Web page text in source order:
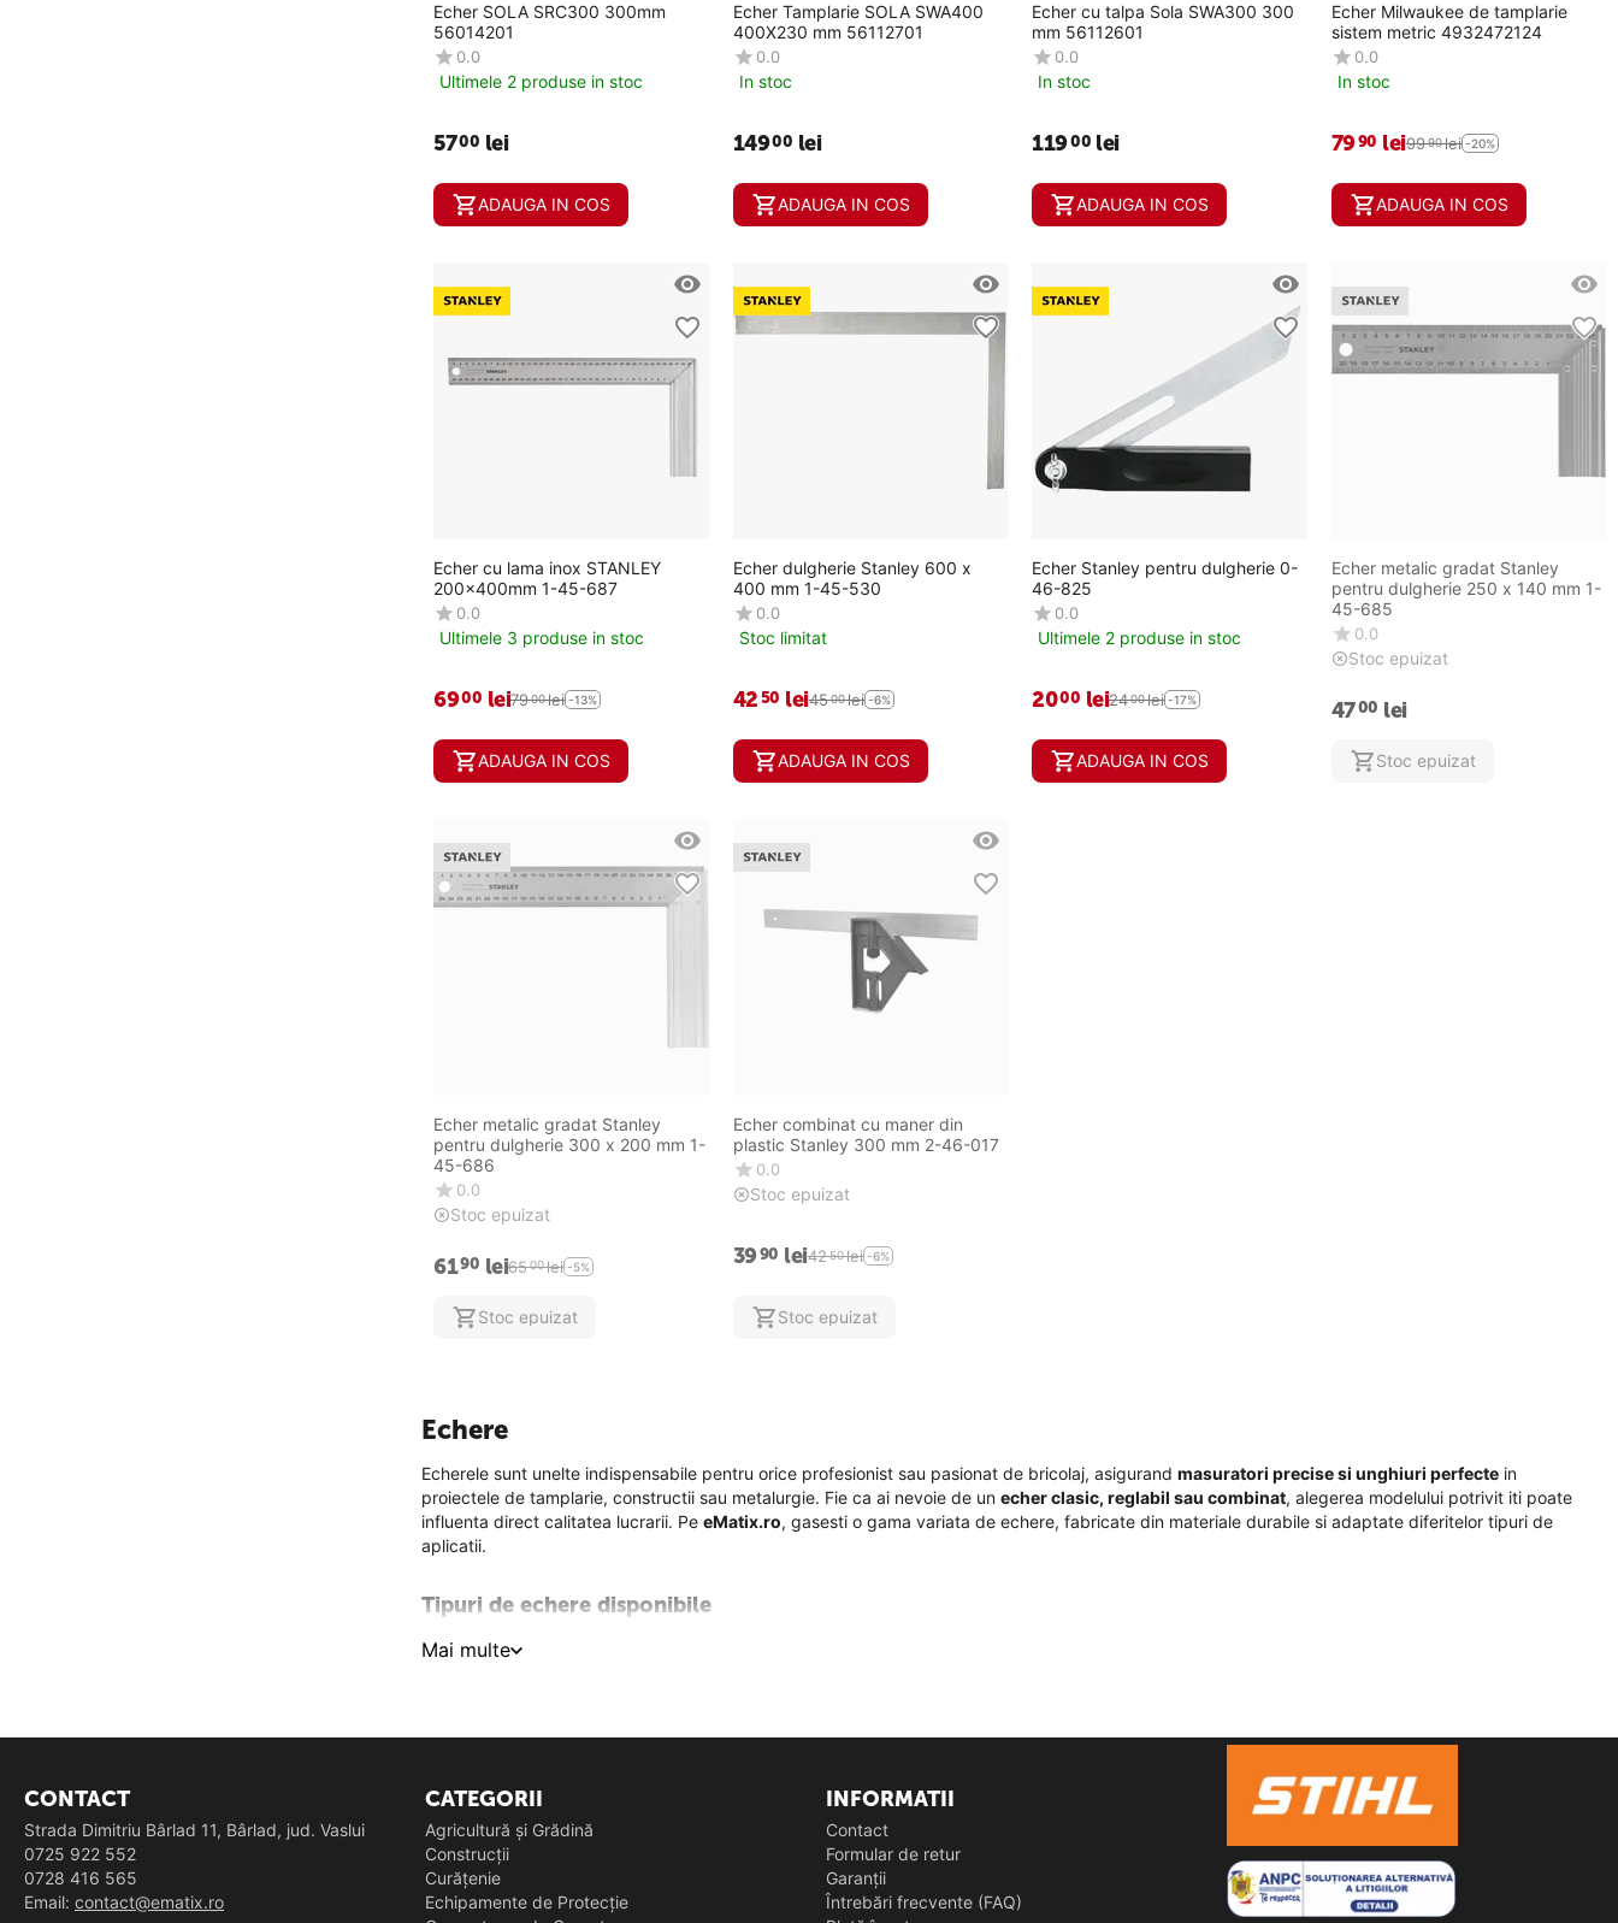
Echere
Echerele sunt unelte indispensabile pentru orice profesionist sau pasionat de bricolaj, asigurand masuratori precise si unghiuri perfecte in
proiectele de tamplarie, constructii sau metalurgie. Fie ca ai nevoie de un echer clasic, reglabil sau combinat, alegerea modelului potrivit iti poate
influenta direct calitatea lucrarii. Pe eMatix.ro, gasesti o gama variata de echere, fabricate din materiale durabile si adaptate diferitelor tipuri de
aplicatii.
Tipuri de echere disponibile
Echere clasice
utile in proiecte complexe unde flexibilitatea este esentiala.
, aceste modele ofera un plus de adaptabilitate in proiecte unde este
necesara precizia absoluta.
Echere gradate– Dotate cu scari de masurare gravatesau marcaje laser, sunt ideale pentru masuratori detaliate si trasare precisa pe lemn, metal
sau alte materiale.
Caracteristici esentiale pentru alegerea unui echer de calitate
Mai multe
Echer SOLA SRC300 300mm
56014201
0.0
Ultimele 2 produse in stoc
5700 lei
ADAUGA IN COS
Echer Tamplarie SOLA SWA400
400X230 mm 56112701
0.0
In stoc
14900 lei
ADAUGA IN COS
Echer cu talpa Sola SWA300 300
mm 56112601
0.0
In stoc
11900 lei
ADAUGA IN COS
Echer Milwaukee de tamplarie
sistem metric 4932472124
0.0
In stoc
7990 lei9990lei -20%
ADAUGA IN COS
Echer cu lama inox STANLEY
200x400mm 1-45-687
0.0
Ultimele 3 produse in stoc
6900 lei7900lei -13%
ADAUGA IN COS
Echer dulgherie Stanley 600 x
400 mm 1-45-530
0.0
Stoc limitat
4250 lei4500lei -6%
ADAUGA IN COS
Echer Stanley pentru dulgherie 0-
46-825
0.0
Ultimele 2 produse in stoc
2000 lei2400lei -17%
ADAUGA IN COS
Echer metalic gradat Stanley
pentru dulgherie 250 x 140 mm 1-
45-685
0.0
Stoc epuizat
4700 lei
Stoc epuizat
Echer metalic gradat Stanley
pentru dulgherie 300 x 200 mm 1-
45-686
0.0
Stoc epuizat
6190 lei6500lei -5%
Stoc epuizat
Echer combinat cu maner din
plastic Stanley 300 mm 2-46-017
0.0
Stoc epuizat
3990 lei4250lei -6%
Stoc epuizat
CONTACT
Strada Dimitriu Bârlad 11, Bârlad, jud. Vaslui
0725 922 552
0728 416 565
Email: contact@ematix.ro
CATEGORII
Agricultură și Grădină
Construcții
Curățenie
Echipamente de Protecție
INFORMATII
Contact
Formular de retur
Garanții
Întrebări frecvente (FAQ)